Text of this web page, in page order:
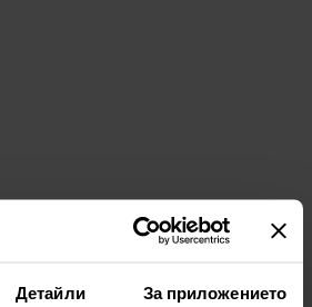
Детайли За приложението